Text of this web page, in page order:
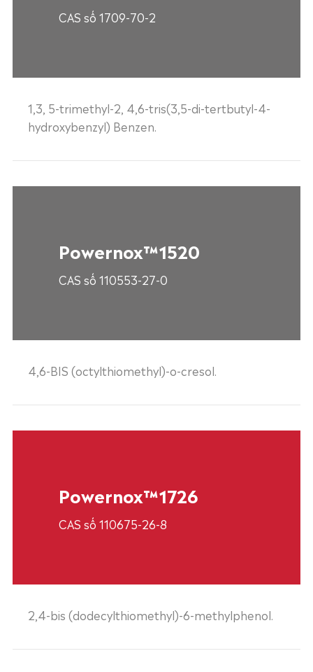
CAS số 1709-70-2
1,3, 5-trimethyl-2, 4,6-tris(3,5-di-tertbutyl-4-
hydroxybenzyl) Benzen.
Powernox™1520
CAS số 110553-27-0
4,6-BIS (octylthiomethyl)-o-cresol.
Powernox™1726
CAS số 110675-26-8
2,4-bis (dodecylthiomethyl)-6-methylphenol.